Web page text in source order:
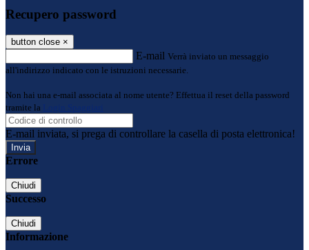
Recupero password
button close ×
E-mail Verrà inviato un messaggio
all'indirizzo indicato con le istruzioni necessarie.
Non hai una e-mail associata al nome utente? Effettua il reset della password
tramite la
Login Spaggiari
E-mail inviata, si prega di controllare la casella di posta elettronica!
Errore
Chiudi
Successo
Chiudi
Informazione